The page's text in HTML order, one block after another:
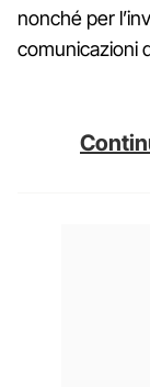
nonché per
comunicazioni